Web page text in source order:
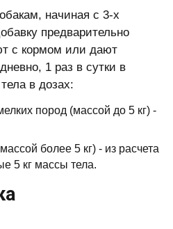
начиная с 3-х
предварительно
с кормом или дают
1 раз в сутки в
в дозах:
пород (массой до 5 кг) -
более 5 кг) - из расчета
5 кг массы тела.